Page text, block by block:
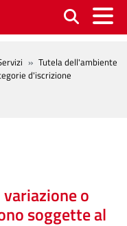
Tutela dell'ambiente
d'iscrizione
variazione o
soggette al